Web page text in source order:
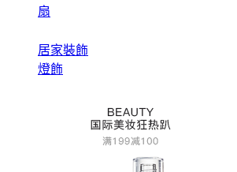
扇
居家裝飾
燈飾